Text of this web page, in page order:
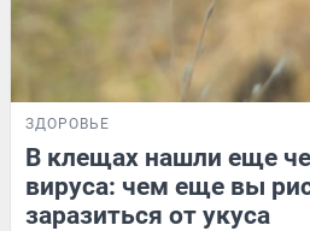
ЗДОРОВЬЕ
В клещах нашли еще
вируса: чем еще вы
заразиться от укуса